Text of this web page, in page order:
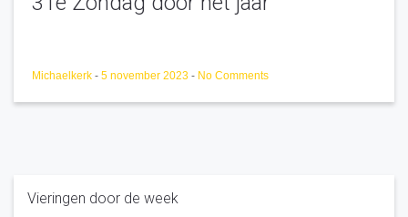
Michaelkerk - 5 november 2023 - No Comments
Vieringen door de week